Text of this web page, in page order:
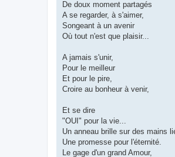
De doux moment partagés
A se regarder, à s'aimer,
Songeant à un avenir
Où tout n'est que plaisir...
A jamais s'unir,
Pour le meilleur
Et pour le pire,
Croire au bonheur à venir,
Et se dire
"OUI" pour la vie...
Un anneau brille sur des mains
Une promesse pour l'éternité.
Le gage d'un grand Amour,